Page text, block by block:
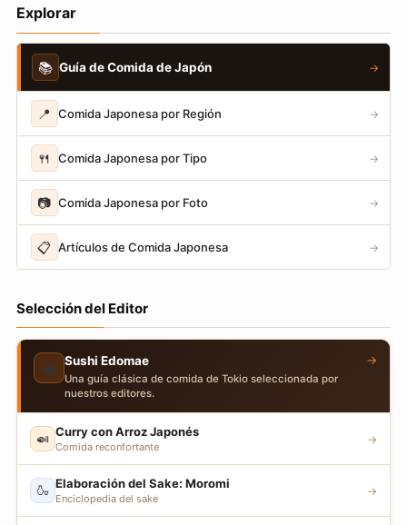
Explorar
📚 Guía de Comida de Japón →
📍 Comida Japonesa por Región →
🍴 Comida Japonesa por Tipo →
📷 Comida Japonesa por Foto →
📋 Artículos de Comida Japonesa →
Selección del Editor
🍣 Sushi Edomae
Una guía clásica de comida de Tokio seleccionada por
nuestros editores.
→
🍛 Curry con Arroz Japonés
Comida reconfortante
→
🍶 Elaboración del Sake: Moromi
Enciclopedia del sake
→